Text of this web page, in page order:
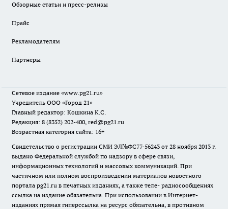
Обзорные статьи и пресс-релизы
Прайс
Рекламодателям
Партнеры
Сетевое издание «www.pg21.ru»
Учредитель ООО «Город 21»
Главный редактор: Кошкина К.С.
Редакция: 8 (8352) 202-400, red@pg21.ru
Возрастная категория сайта: 16+
Свидетельство о регистрации СМИ ЭЛ№ФС77-56243 от 28 ноября 2013 г.
выдано Федеральной службой по надзору в сфере связи,
информационных технологий и массовых коммуникаций. При
частичном или полном воспроизведении материалов новостного
портала pg21.ru в печатных изданиях, а также теле- радиосообщениях
ссылка на издание обязательна. При использовании в Интернет-
изданиях прямая гиперссылка на ресурс обязательна, в противном